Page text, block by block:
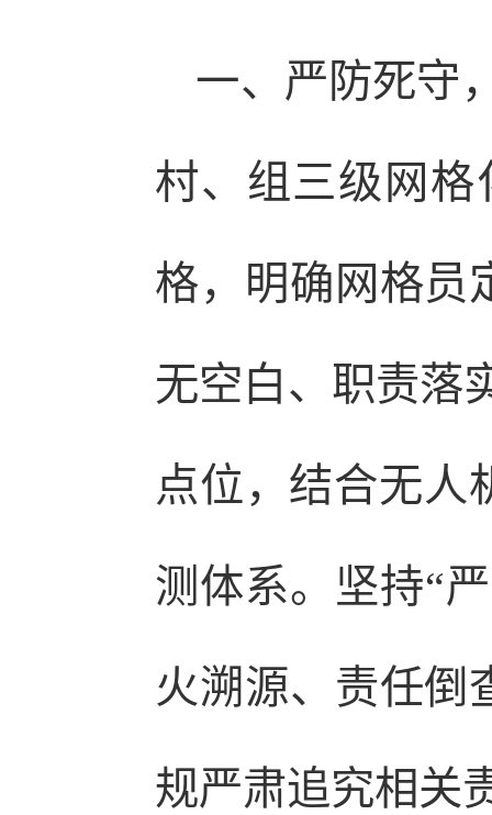
一、严防死守
村、组三级网
格，明确网格员
无空白、职责落
点位，结合无人
测体系。坚持“
火溯源、责任倒
规严肃追究相关